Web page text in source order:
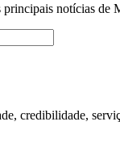
notícias de
credibilidade,